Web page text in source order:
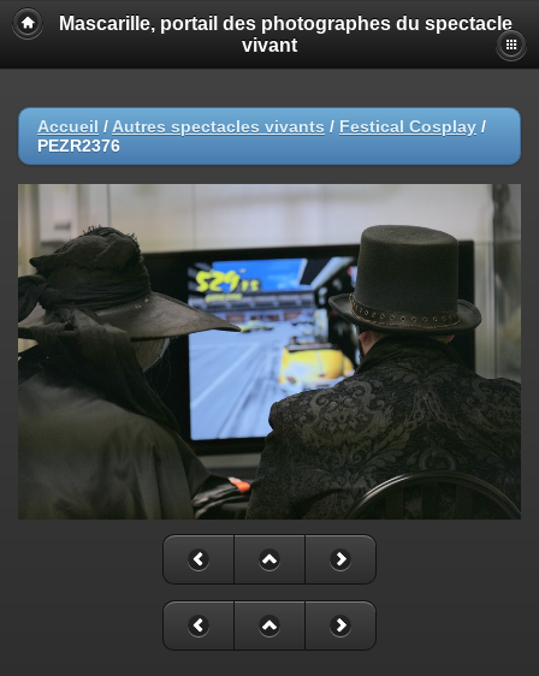
Mascarille, portail des photographes du spectacle
vivant
Accueil / Autres spectacles vivants / Festical Cosplay /
PEZR2376